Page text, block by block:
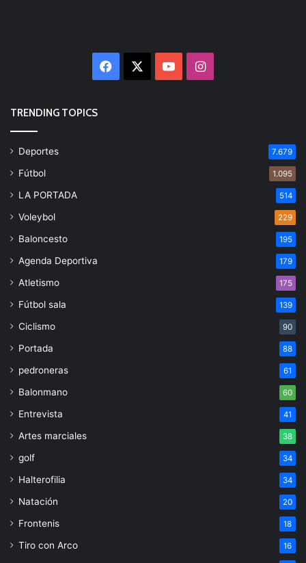
Facebook YouTubeInstagram
TRENDING TOPICS
Deportes 7.679
Fútbol 1.095
LA PORTADA 514
Voleybol 229
Baloncesto 195
Agenda Deportiva 179
Atletismo 175
Fútbol sala 139
Ciclismo 90
Portada 88
pedroneras 61
Balonmano 60
Entrevista 41
Artes marciales 38
golf 34
Halterofilia 34
Natación 20
Frontenis 18
Tiro con Arco 16